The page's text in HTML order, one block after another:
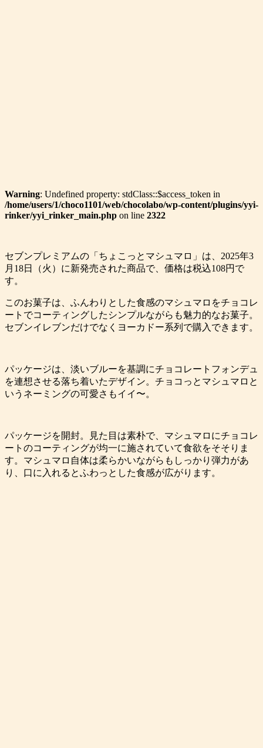
Warning: Undefined property: stdClass::$access_token in
/home/users/1/choco1101/web/chocolabo/wp-content/plugins/yyi-
rinker/yyi_rinker_main.php on line 2322
セブンプレミアムの「ちょこっとマシュマロ」は、2025年3
月18日（火）に新発売された商品で、価格は税込108円で
す。
このお菓子は、ふんわりとした食感のマシュマロをチョコレ
ートでコーティングしたシンプルながらも魅力的なお菓子。
セブンイレブンだけでなくヨーカドー系列で購入できます。
パッケージは、淡いブルーを基調にチョコレートフォンデュ
を連想させる落ち着いたデザイン。チョコっとマシュマロと
いうネーミングの可愛さもイイ〜。
パッケージを開封。見た目は素朴で、マシュマロにチョコレ
ートのコーティングが均一に施されていて食欲をそそりま
す。マシュマロ自体は柔らかいながらもしっかり弾力があ
り、口に入れるとふわっとした食感が広がります。